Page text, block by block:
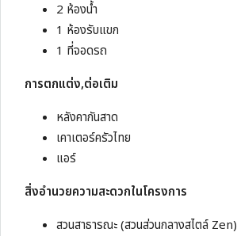
2 ห้องน้ำ
1 ห้องรับแขก
1 ที่จอดรถ
การตกแต่ง,ต่อเติม
หลังคากันสาด
เคาเตอร์ครัวไทย
แอร์
สิ่งอำนวยความสะดวกในโครงการ
สวนสาธารณะ (สวนส่วนกลางสไตล์ Zen)